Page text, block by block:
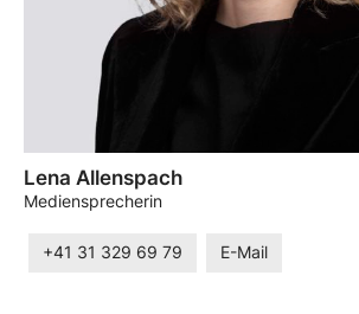
Lena Allenspach
Mediensprecherin
+41 31 329 69 79 E-Mail